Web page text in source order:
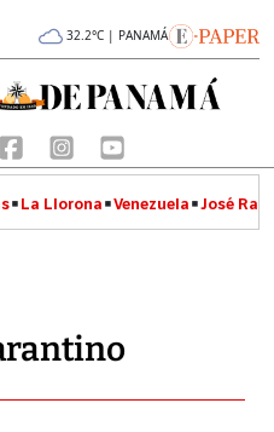
32.2°C | PANAMÁ
La Llorona Venezuela José